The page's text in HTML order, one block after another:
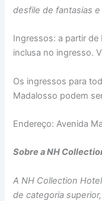
desfile de fantasias
Ingressos: a partir de
inclusa no ingresso.
Os ingressos para
Madalosso podem
Endereço: Avenida
Sobre a NH
A NH Collection
de categoria